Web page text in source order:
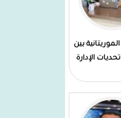
بين
الإدارة